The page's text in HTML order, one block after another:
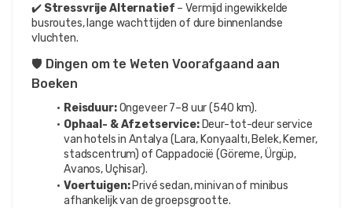
✔️ Stressvrije Alternatief – Vermijd ingewikkelde
busroutes, lange wachttijden of dure binnenlandse
vluchten.
🛡️ Dingen om te Weten Voorafgaand aan
Boeken
Reisduur: Ongeveer 7–8 uur (540 km).
Ophaal- & Afzetservice: Deur-tot-deur service
van hotels in Antalya (Lara, Konyaaltı, Belek, Kemer,
stadscentrum) of Cappadocië (Göreme, Ürgüp,
Avanos, Uçhisar).
Voertuigen: Privé sedan, minivan of minibus
afhankelijk van de groepsgrootte.